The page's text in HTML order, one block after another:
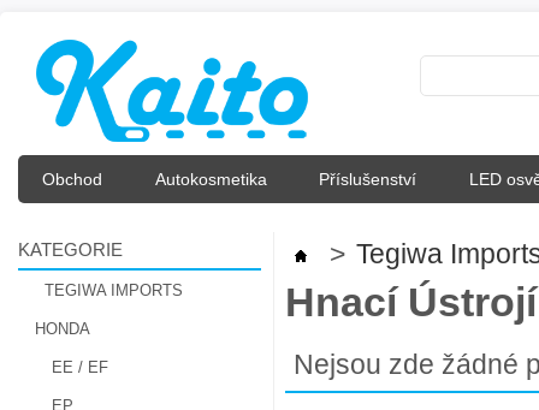
Obchod Autokosmetika Příslušenství LED
KATEGORIE
TEGIWA IMPORTS
HONDA
EE / EF
EP
> Tegiwa
Hnací Ústrojí
Nejsou zde žádné